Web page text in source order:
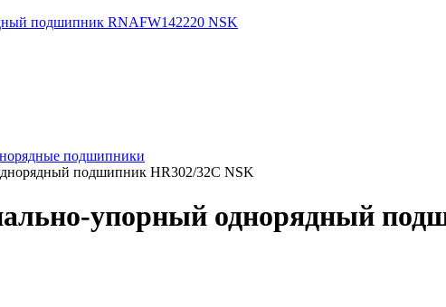
подшипник RNAFW142220 NSK
подшипники
подшипник HR302/32C NSK
упорный однорядный